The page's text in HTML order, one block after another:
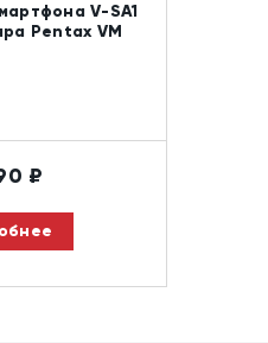
V-SA1
Pentax VM
₽